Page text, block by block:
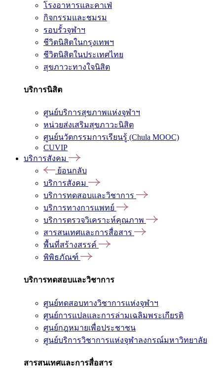
โรงอาหารและคาเฟ่
กิจกรรมและชมรม
รอบรั้วจุฬาฯ
ชีวิตนิสิตในกรุงเทพฯ
ชีวิตนิสิตในประเทศไทย
สุขภาวะทางใจนิสิต
บริการนิสิต
ศูนย์บริการสุขภาพแห่งจุฬาฯ
หน่วยส่งเสริมสุขภาวะนิสิต
ศูนย์นวัตกรรมการเรียนรู้ (Chula MOOC)
CUVIP
บริการสังคม
ย้อนกลับ
บริการสังคม
บริการทดสอบและวิชาการ
บริการทางการแพทย์
บริการตรวจวิเคราะห์คุณภาพ
สารสนเทศและการสื่อสาร
พื้นที่สร้างสรรค์
พิพิธภัณฑ์
บริการทดสอบและวิชาการ
ศูนย์ทดสอบทางวิชาการแห่งจุฬาฯ
ศูนย์การแปลและการล่ามเฉลิมพระเกียรติ
ศูนย์กฎหมายเพื่อประชาชน
ศูนย์บริการวิชาการแห่งจุฬาลงกรณ์มหาวิทยาลัย
สารสนเทศและการสื่อสาร